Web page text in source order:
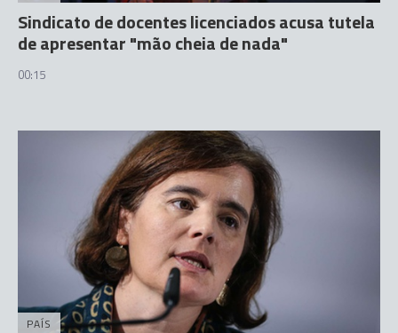
Sindicato de docentes licenciados acusa tutela
de apresentar "mão cheia de nada"
00:15
PAÍS